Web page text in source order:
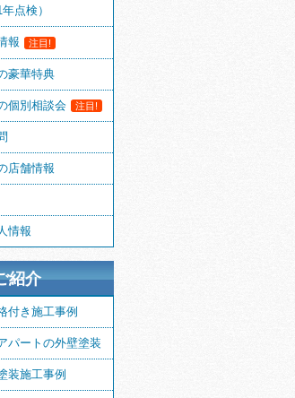
点検）
報 注目!
豪華特典
個別相談会 注目!
店舗情報
情報
紹介
付き施工事例
パートの外壁塗装
装施工事例